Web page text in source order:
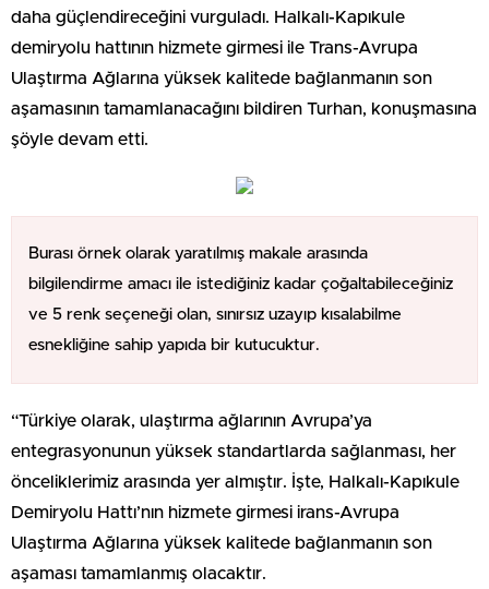
daha güçlendireceğini vurguladı. Halkalı-Kapıkule
demiryolu hattının hizmete girmesi ile Trans-Avrupa
Ulaştırma Ağlarına yüksek kalitede bağlanmanın son
aşamasının tamamlanacağını bildiren Turhan, konuşmasına
şöyle devam etti.
Burası örnek olarak yaratılmış makale arasında
bilgilendirme amacı ile istediğiniz kadar çoğaltabileceğiniz
ve 5 renk seçeneği olan, sınırsız uzayıp kısalabilme
esnekliğine sahip yapıda bir kutucuktur.
“Türkiye olarak, ulaştırma ağlarının Avrupa’ya
entegrasyonunun yüksek standartlarda sağlanması, her
önceliklerimiz arasında yer almıştır. İşte, Halkalı-Kapıkule
Demiryolu Hattı’nın hizmete girmesi irans-Avrupa
Ulaştırma Ağlarına yüksek kalitede bağlanmanın son
aşaması tamamlanmış olacaktır.